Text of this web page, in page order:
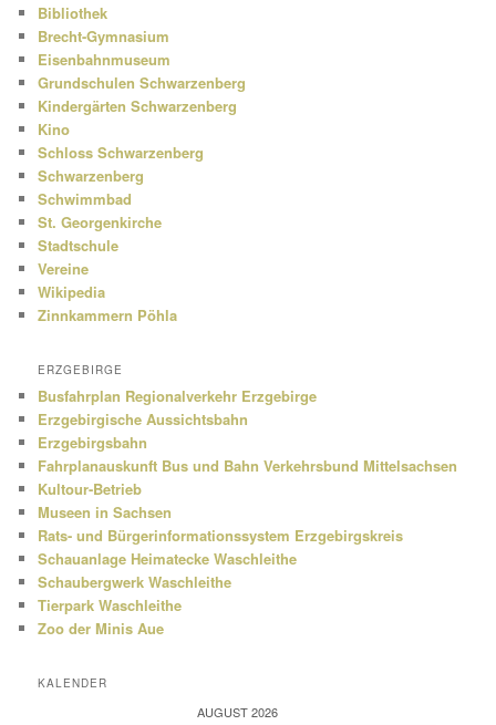
Bibliothek
Brecht-Gymnasium
Eisenbahnmuseum
Grundschulen Schwarzenberg
Kindergärten Schwarzenberg
Kino
Schloss Schwarzenberg
Schwarzenberg
Schwimmbad
St. Georgenkirche
Stadtschule
Vereine
Wikipedia
Zinnkammern Pöhla
ERZGEBIRGE
Busfahrplan Regionalverkehr Erzgebirge
Erzgebirgische Aussichtsbahn
Erzgebirgsbahn
Fahrplanauskunft Bus und Bahn Verkehrsbund Mittelsachsen
Kultour-Betrieb
Museen in Sachsen
Rats- und Bürgerinformationssystem Erzgebirgskreis
Schauanlage Heimatecke Waschleithe
Schaubergwerk Waschleithe
Tierpark Waschleithe
Zoo der Minis Aue
KALENDER
AUGUST 2026